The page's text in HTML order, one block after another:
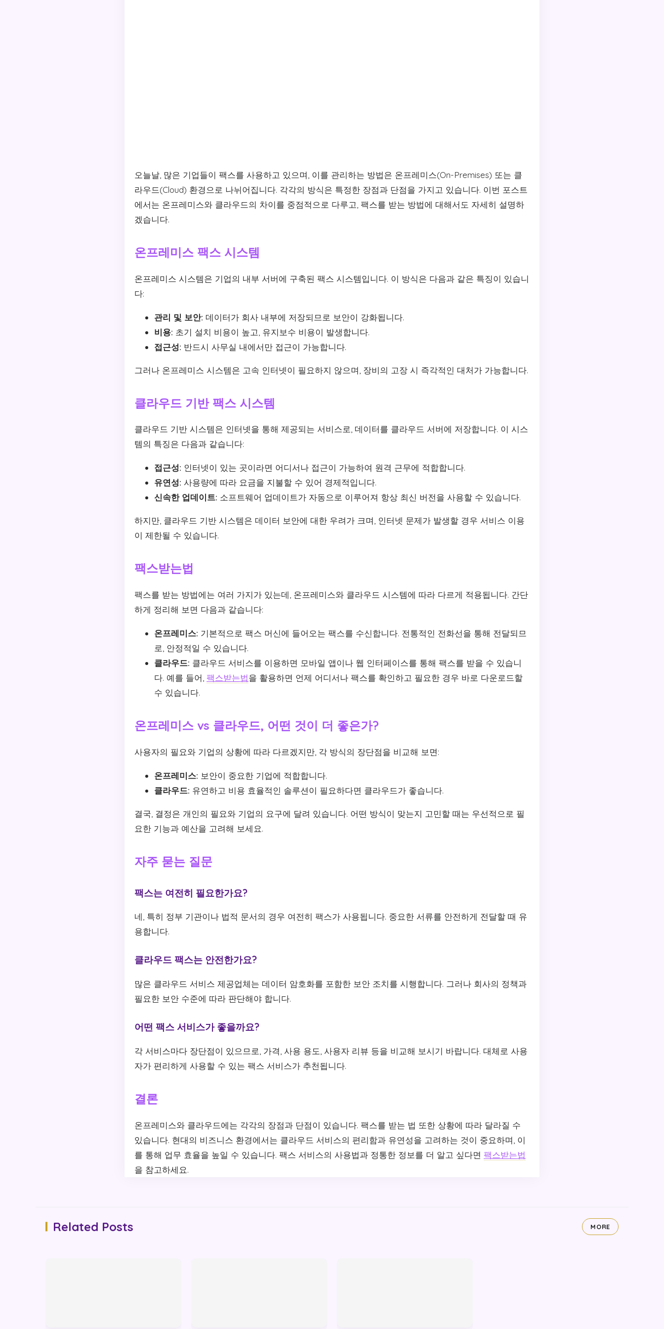
오늘날, 많은 기업들이 팩스를 사용하고 있으며, 이를 관리하는 방법은 온프레미스(On-Premises) 또는 클
라우드(Cloud) 환경으로 나뉘어집니다. 각각의 방식은 특정한 장점과 단점을 가지고 있습니다. 이번 포스트
에서는 온프레미스와 클라우드의 차이를 중점적으로 다루고, 팩스를 받는 방법에 대해서도 자세히 설명하
겠습니다.
온프레미스 팩스 시스템
온프레미스 시스템은 기업의 내부 서버에 구축된 팩스 시스템입니다. 이 방식은 다음과 같은 특징이 있습니
다:
관리 및 보안: 데이터가 회사 내부에 저장되므로 보안이 강화됩니다.
비용: 초기 설치 비용이 높고, 유지보수 비용이 발생합니다.
접근성: 반드시 사무실 내에서만 접근이 가능합니다.
그러나 온프레미스 시스템은 고속 인터넷이 필요하지 않으며, 장비의 고장 시 즉각적인 대처가 가능합니다.
클라우드 기반 팩스 시스템
클라우드 기반 시스템은 인터넷을 통해 제공되는 서비스로, 데이터를 클라우드 서버에 저장합니다. 이 시스
템의 특징은 다음과 같습니다:
접근성: 인터넷이 있는 곳이라면 어디서나 접근이 가능하여 원격 근무에 적합합니다.
유연성: 사용량에 따라 요금을 지불할 수 있어 경제적입니다.
신속한 업데이트: 소프트웨어 업데이트가 자동으로 이루어져 항상 최신 버전을 사용할 수 있습니다.
하지만, 클라우드 기반 시스템은 데이터 보안에 대한 우려가 크며, 인터넷 문제가 발생할 경우 서비스 이용
이 제한될 수 있습니다.
팩스받는법
팩스를 받는 방법에는 여러 가지가 있는데, 온프레미스와 클라우드 시스템에 따라 다르게 적용됩니다. 간단
하게 정리해 보면 다음과 같습니다:
온프레미스: 기본적으로 팩스 머신에 들어오는 팩스를 수신합니다. 전통적인 전화선을 통해 전달되므
로, 안정적일 수 있습니다.
클라우드: 클라우드 서비스를 이용하면 모바일 앱이나 웹 인터페이스를 통해 팩스를 받을 수 있습니
다. 예를 들어, 팩스받는법을 활용하면 언제 어디서나 팩스를 확인하고 필요한 경우 바로 다운로드할
수 있습니다.
온프레미스 vs 클라우드, 어떤 것이 더 좋은가?
사용자의 필요와 기업의 상황에 따라 다르겠지만, 각 방식의 장단점을 비교해 보면:
온프레미스: 보안이 중요한 기업에 적합합니다.
클라우드: 유연하고 비용 효율적인 솔루션이 필요하다면 클라우드가 좋습니다.
결국, 결정은 개인의 필요와 기업의 요구에 달려 있습니다. 어떤 방식이 맞는지 고민할 때는 우선적으로 필
요한 기능과 예산을 고려해 보세요.
자주 묻는 질문
팩스는 여전히 필요한가요?
네, 특히 정부 기관이나 법적 문서의 경우 여전히 팩스가 사용됩니다. 중요한 서류를 안전하게 전달할 때 유
용합니다.
클라우드 팩스는 안전한가요?
많은 클라우드 서비스 제공업체는 데이터 암호화를 포함한 보안 조치를 시행합니다. 그러나 회사의 정책과
필요한 보안 수준에 따라 판단해야 합니다.
어떤 팩스 서비스가 좋을까요?
각 서비스마다 장단점이 있으므로, 가격, 사용 용도, 사용자 리뷰 등을 비교해 보시기 바랍니다. 대체로 사용
자가 편리하게 사용할 수 있는 팩스 서비스가 추천됩니다.
결론
온프레미스와 클라우드에는 각각의 장점과 단점이 있습니다. 팩스를 받는 법 또한 상황에 따라 달라질 수
있습니다. 현대의 비즈니스 환경에서는 클라우드 서비스의 편리함과 유연성을 고려하는 것이 중요하며, 이
를 통해 업무 효율을 높일 수 있습니다. 팩스 서비스의 사용법과 정통한 정보를 더 알고 싶다면 팩스받는법
을 참고하세요.
Related Posts MORE